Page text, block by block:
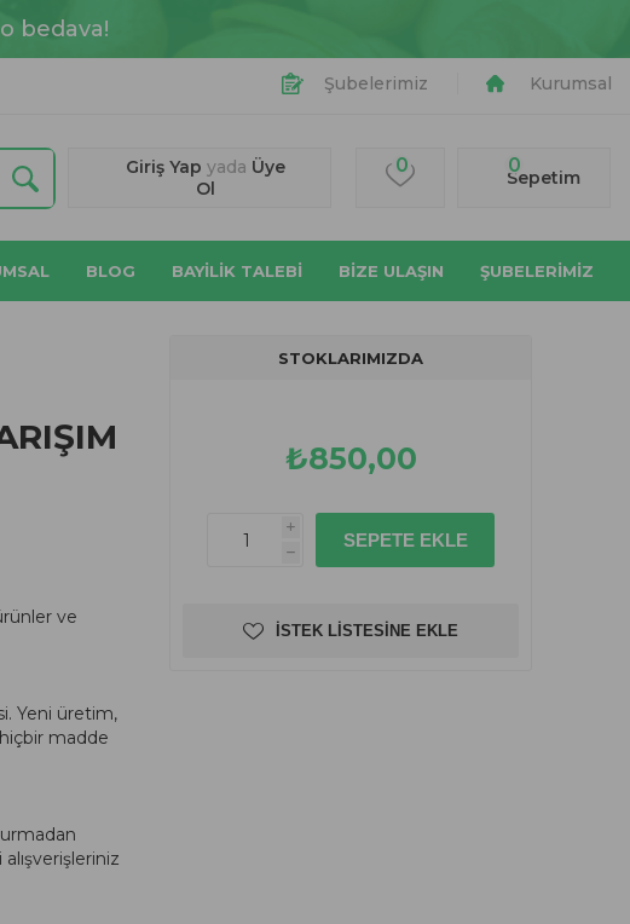
bedava!
Şubelerimiz Kurumsal
Giriş Yap yada Üye
Ol
0 0
Sepetim
BLOG BAYİLİK TALEBİ BIZE ULAŞIN ŞUBELERİMİZ
ve
Yeni üretim,
madde
STOKLARIMIZDA
₺850,00
i
h
İSTEK LISTESINE EKLE